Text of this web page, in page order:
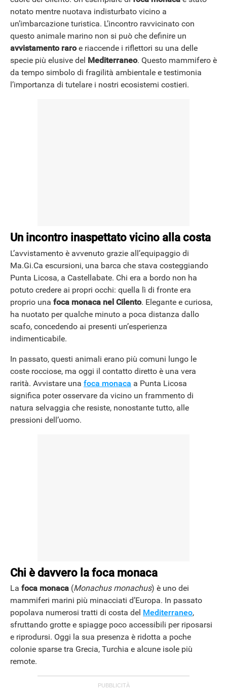
NEWS
notato mentre nuotava indisturbato vicino a
un’imbarcazione turistica. L’incontro ravvicinato con
questo animale marino non si può che definire un
avvistamento raroe riaccende i riflettori su una delle
specie più elusive del Mediterraneo. Questo mammifero è
da tempo simbolo di fragilità ambientale e testimonia
l’importanza di tutelare i nostri ecosistemi costieri.
Un incontro inaspettato vicino alla costa
L’avvistamento è avvenuto grazie all’equipaggio di
Ma.Gi.Ca escursioni, una barca che stava costeggiando
Punta Licosa, a Castellabate. Chi era a bordo non ha
potuto credere ai propri occhi: quella lì di fronte era
proprio una foca monaca nel Cilento. Elegante e curiosa,
ha nuotato per qualche minuto a poca distanza dallo
scafo, concedendo ai presenti un’esperienza
indimenticabile.
In passato, questi animali erano più comuni lungo le
coste rocciose, ma oggi il contatto diretto è una vera
rarità. Avvistare una foca monaca a Punta Licosa
significa poter osservare da vicino un frammento di
natura selvaggia che resiste, nonostante tutto, alle
pressioni dell’uomo.
Chi è davvero la foca monaca
La foca monaca (Monachus monachus) è uno dei
mammiferi marini più minacciati d’Europa. In passato
popolava numerosi tratti di costa del Mediterraneo,
sfruttando grotte e spiagge poco accessibili per riposarsi
e riprodursi. Oggi la sua presenza è ridotta a poche
colonie sparse tra Grecia, Turchia e alcune isole più
remote.